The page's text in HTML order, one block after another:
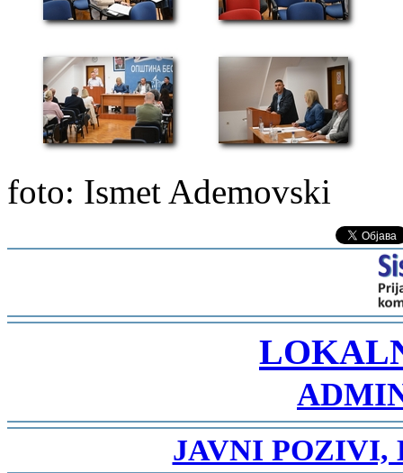
foto: Ismet Ademovski
-
-
JAVNI POZIVI,